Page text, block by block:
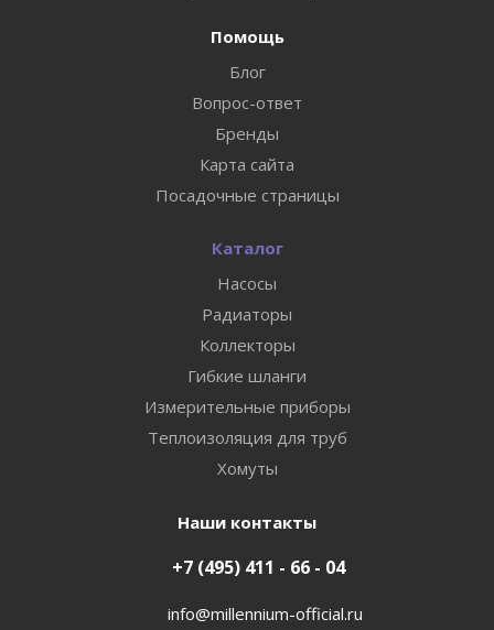
Помощь
Блог
Вопрос-ответ
Бренды
Карта сайта
Посадочные страницы
Каталог
Насосы
Радиаторы
Коллекторы
Гибкие шланги
Измерительные приборы
Теплоизоляция для труб
Хомуты
Наши контакты
+7 (495) 411 - 66 - 04
info@millennium-official.ru